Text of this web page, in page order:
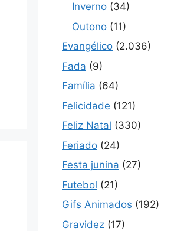
Inverno (34)
Outono (11)
Evangélico (2.036)
Fada (9)
Família (64)
Felicidade (121)
Feliz Natal (330)
Feriado (24)
Festa junina (27)
Futebol (21)
Gifs Animados (192)
Gravidez (17)